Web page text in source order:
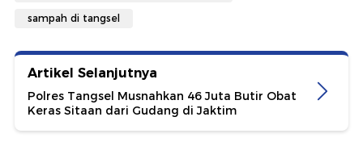
sampah di tangsel
Artikel Selanjutnya
Polres Tangsel Musnahkan 46 Juta Butir Obat
Keras Sitaan dari Gudang di Jaktim